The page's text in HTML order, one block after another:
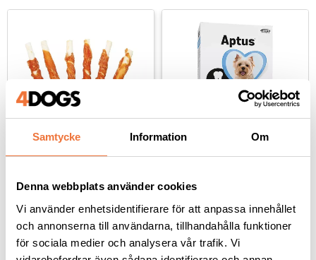
Samtycke Information Om
Denna webbplats använder cookies
Vi använder enhetsidentifierare för att anpassa innehållet
och annonserna till användarna, tillhandahålla funktioner
för sociala medier och analysera vår trafik. Vi
kycklingfilé 30-pack -
Längd ca 12 cm
179kr
tuggbitar Small - 224 g
139kr